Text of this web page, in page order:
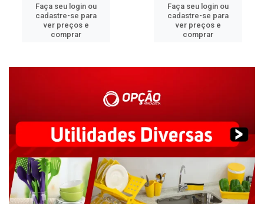
Faça seu login ou
cadastre-se para
ver preços e
comprar
Faça seu login ou
cadastre-se para
ver preços e
comprar